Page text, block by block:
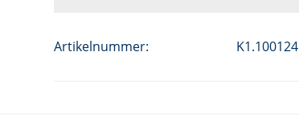
Artikelnummer: K1.100124